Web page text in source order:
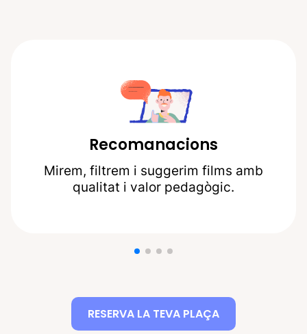
Recomanacions
Mirem, filtrem i suggerim films amb
qualitat i valor pedagògic.
RESERVA LA TEVA PLAÇA